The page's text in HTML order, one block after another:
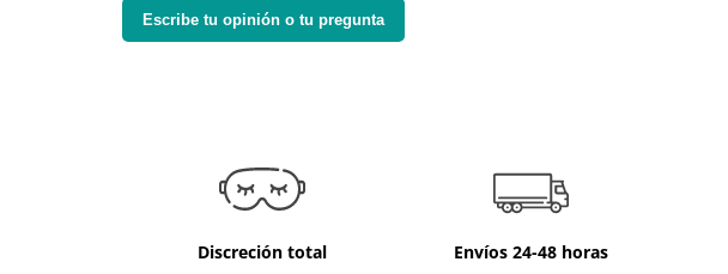
Escribe tu opinión o tu pregunta
Discreción total Envíos 24-48 horas